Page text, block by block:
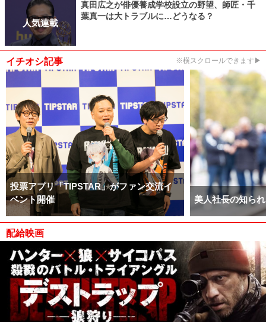
人気連載
真田広之が俳優養成学校設立の野望、師匠・千
葉真一は大トラブルに…どうなる？
イチオシ記事 ※横スクロールできます▶
投票アプリ「TIPSTAR」がファン交流イ
ベント開催
美人社長の知ら
配給映画